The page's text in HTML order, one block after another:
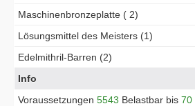
Maschinenbronzeplatte ( 2)
Lösungsmittel des Meisters (1)
Edelmithril-Barren (2)
Info
Voraussetzungen 5543 Belastbar bis 70